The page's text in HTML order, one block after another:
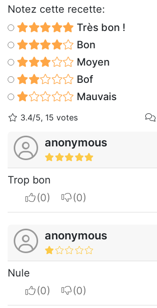
Notez cette recette:
Très bon !
Bon
Moyen
Bof
Mauvais
3.4/5, 15 votes
anonymous
Trop bon
I apreciateI do not appreciate
anonymous
Nule
I apreciateI do not appreciate